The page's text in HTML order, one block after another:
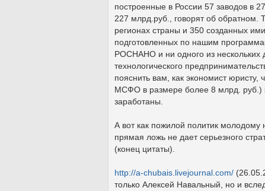
построенные в России 57 заводов в
227 млрд.руб., говорят об обратном.
регионах страны и 350 созданных
подготовленных по нашим
РОСНАНО и ни одного из нескольких
технологического
пояснить вам, как экономист
МСФО в размере более 8 млрд. руб.)
заработаны.
А вот как пожилой политик
прямая ложь не дает серьезного
(конец цитаты).
http://a-chubais.livejournal.com/
только Алексей Навальный, но и